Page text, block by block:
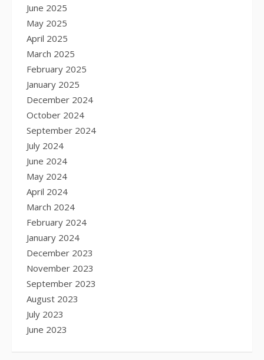
June 2025
May 2025
April 2025
March 2025
February 2025
January 2025
December 2024
October 2024
September 2024
July 2024
June 2024
May 2024
April 2024
March 2024
February 2024
January 2024
December 2023
November 2023
September 2023
August 2023
July 2023
June 2023